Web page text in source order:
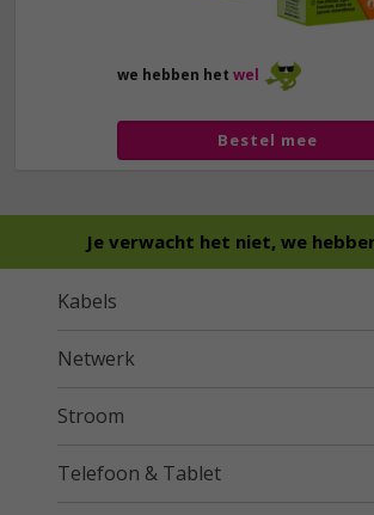
we hebben het wel
Bestel mee
Je verwacht het niet, we
Kabels
Netwerk
Stroom
Telefoon & Tablet